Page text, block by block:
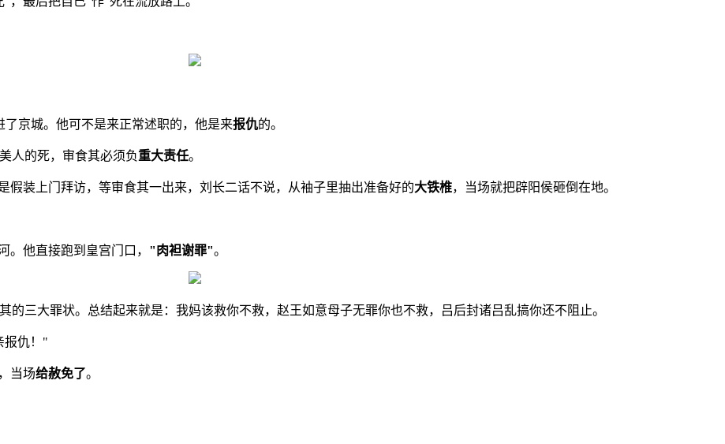
京城。他可不是来正常述职的，他是来报仇的。
人的死，审食其必须负重大责任。
装上门拜访，等审食其一出来，刘长二话不说，从袖子里抽出准备好的大铁椎，当场就把辟阳侯砸倒在地。
他直接跑到皇宫门口， "肉袒谢罪"。
的三大罪状。总结起来就是：我妈该救你不救，赵王如意母子无罪你也不救，吕后封诸吕乱搞你还不阻止。
报仇！"
当场给赦免了。